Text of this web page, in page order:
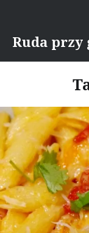
content
Ruda przy